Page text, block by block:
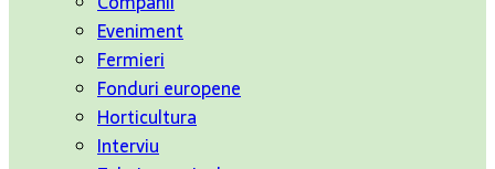
Eveniment
Fermieri
Fonduri europene
Horticultura
Interviu